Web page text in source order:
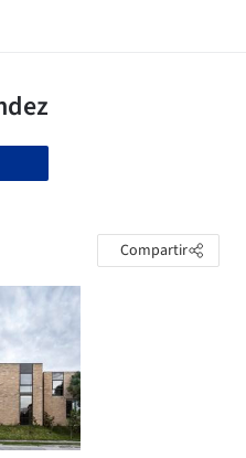
Compartir